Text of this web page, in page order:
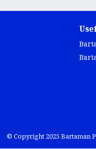
© Copyright 2025 Bartaman